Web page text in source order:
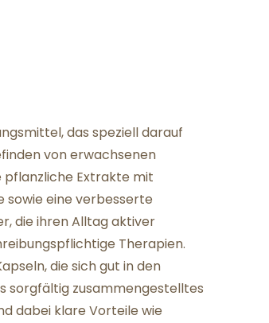
das speziell darauf
von erwachsenen
pflanzliche Extrakte mit
sowie eine verbesserte
die ihren Alltag aktiver
Therapien.
die sich gut in den
sorgfältig zusammengestelltes
dabei klare Vorteile wie